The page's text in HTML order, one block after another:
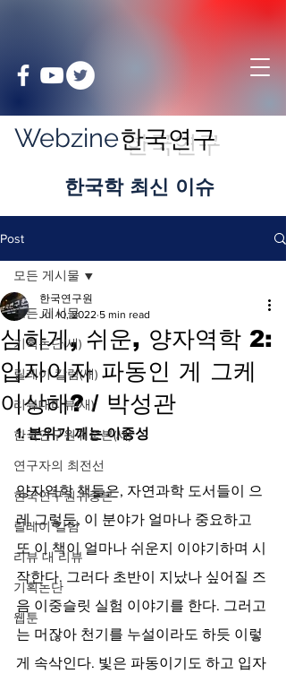
Webzine
​한국학 최신 이슈
한국연구
Post
모든 게시물
기획논단(새)
릴레이 칼럼(새)
리뷰대리뷰(새)
한국연구원귀중본(새)
연구자의 최전선
한국연구원귀중본
릴레이 칼럼
리뷰 대 리뷰
기획논단
웹툰
모든 게시물
심하게, 쉬운, 양자역학 2:
입자이자 파동인 게 그케
이상해? / 박성관
한국연구원
Jul 10, 2022 5 min read
1. 분위기 깨는 이중성
양자역학 책들은, 자연과학 도서들이 으
레 그렇듯, 이 분야가 얼마나 중요하고
또 이 책이 얼마나 쉬운지 이야기하며 시
작한다. 그러다 초반이 지났나 싶어질 즈
음 이중슬릿 실험 이야기를 한다. 그러고
는 머잖아 천기를 누설이라도 하듯 이렇
게 속삭인다. 빛은 파동이기도 하고 입자